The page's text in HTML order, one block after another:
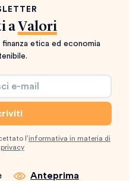
a Valori
finanza etica ed economia
l’informativa in materia di
privacy
Anteprima